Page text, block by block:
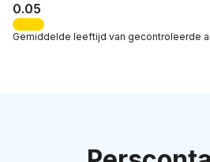
0.05
Gemiddelde leeftijd van gecontroleerde